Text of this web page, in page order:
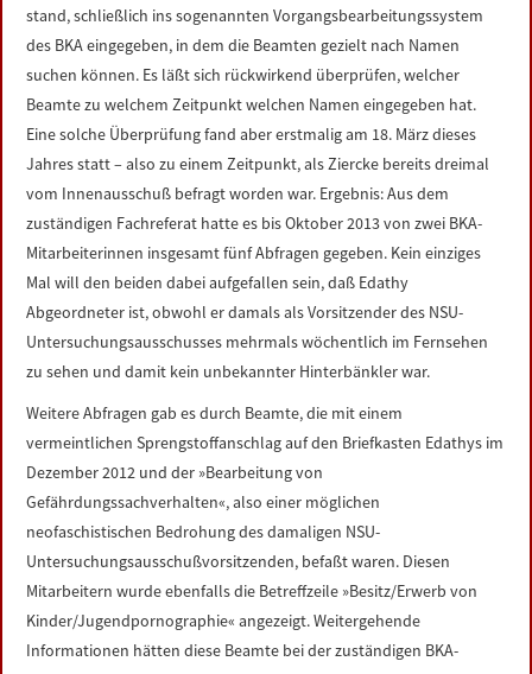
stand, schließlich ins sogenannten Vorgangsbearbeitungssystem
des BKA eingegeben, in dem die Beamten gezielt nach Namen
suchen können. Es läßt sich rückwirkend überprüfen, welcher
Beamte zu welchem Zeitpunkt welchen Namen eingegeben hat.
Eine solche Überprüfung fand aber erstmalig am 18. März dieses
Jahres statt – also zu einem Zeitpunkt, als Ziercke bereits dreimal
vom Innenausschuß befragt worden war. Ergebnis: Aus dem
zuständigen Fachreferat hatte es bis Oktober 2013 von zwei BKA-
Mitarbeiterinnen insgesamt fünf Abfragen gegeben. Kein einziges
Mal will den beiden dabei aufgefallen sein, daß Edathy
Abgeordneter ist, obwohl er damals als Vorsitzender des NSU-
Untersuchungsausschusses mehrmals wöchentlich im Fernsehen
zu sehen und damit kein unbekannter Hinterbänkler war.
Weitere Abfragen gab es durch Beamte, die mit einem
vermeintlichen Sprengstoffanschlag auf den Briefkasten Edathys im
Dezember 2012 und der »Bearbeitung von
Gefährdungssachverhalten«, also einer möglichen
neofaschistischen Bedrohung des damaligen NSU-
Untersuchungsausschußvorsitzenden, befaßt waren. Diesen
Mitarbeitern wurde ebenfalls die Betreffzeile »Besitz/Erwerb von
Kinder/Jugendpornographie« angezeigt. Weitergehende
Informationen hätten diese Beamte bei der zuständigen BKA-